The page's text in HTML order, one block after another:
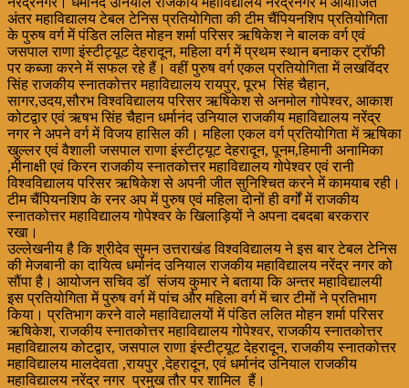
अंतर महाविद्यालय टेबल टेनिस प्रतियोगिता की टीम चैंपियनशिप प्रतियोगिता
के पुरुष वर्ग में पंडित ललित मोहन शर्मा परिसर ऋषिकेश ने बालक वर्ग एवं
जसपाल राणा इंस्टीट्यूट देहरादून, महिला वर्ग में प्रथम स्थान बनाकर ट्रॉफी
पर कब्जा करने में सफल रहे हैं। वहीं पुरुष वर्ग एकल प्रतियोगिता में लखविंदर
सिंह राजकीय स्नातकोत्तर महाविद्यालय रायपुर, पूरभ सिंह चैहान,
सागर,उदय,सौरभ विश्वविद्यालय परिसर ऋषिकेश से अनमोल गोपेश्वर, आकाश
कोटद्वार एवं ऋषभ सिंह चैहान धर्मानंद उनियाल राजकीय महाविद्यालय नरेंद्र
नगर ने अपने वर्ग में विजय हासिल की। महिला एकल वर्ग प्रतियोगिता में ऋषिका
खुल्लर एवं वैशाली जसपाल राणा इंस्टीट्यूट देहरादून, पूनम,हिमानी अनामिका
,मीनाक्षी एवं किरन राजकीय स्नातकोत्तर महाविद्यालय गोपेश्वर एवं रानी
विश्वविद्यालय परिसर ऋषिकेश से अपनी जीत सुनिश्चित करने में कामयाब रही।
टीम चैंपियनशिप के रनर अप में पुरुष एवं महिला दोनों ही वर्गों में राजकीय
स्नातकोत्तर महाविद्यालय गोपेश्वर के खिलाड़ियों ने अपना दबदबा बरकरार
रखा।
उल्लेखनीय है कि श्रीदेव सुमन उत्तराखंड विश्वविद्यालय ने इस बार टेबल टेनिस
की मेजबानी का दायित्व धर्मानंद उनियाल राजकीय महाविद्यालय नरेंद्र नगर को
सौंपा है। आयोजन सचिव डॉ संजय कुमार ने बताया कि अन्तर महाविद्यालयी
इस प्रतियोगिता में पुरुष वर्ग में पांच और महिला वर्ग में चार टीमों ने प्रतिभाग
किया। प्रतिभाग करने वाले महाविद्यालयों में पंडित ललित मोहन शर्मा परिसर
ऋषिकेश, राजकीय स्नातकोत्तर महाविद्यालय गोपेश्वर, राजकीय स्नातकोत्तर
महाविद्यालय कोटद्वार, जसपाल राणा इंस्टीट्यूट देहरादून, राजकीय स्नातकोत्तर
महाविद्यालय मालदेवता ,रायपुर ,देहरादून, एवं धर्मानंद उनियाल राजकीय
महाविद्यालय नरेंद्र नगर प्रमुख तौर पर शामिल हैं।